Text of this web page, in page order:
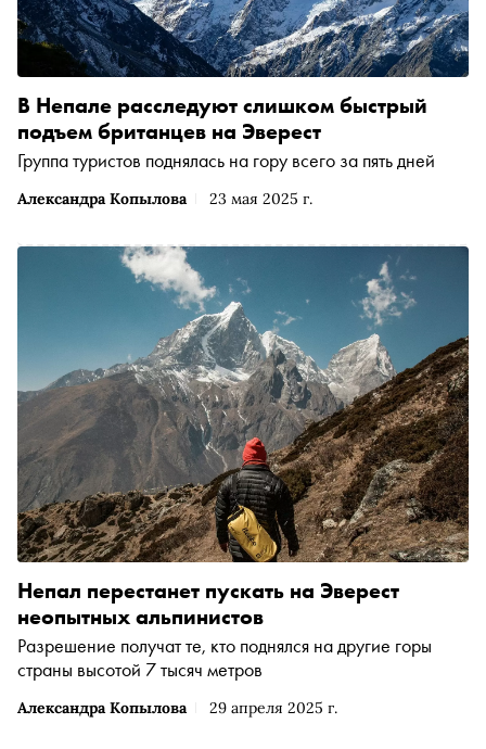
Александра Копылова 23 мая 2025 г.
В Непале расследуют слишком быстрый
подъем британцев на Эверест
Группа туристов поднялась на гору всего за пять дней
Александра Копылова 29 апреля 2025 г.
Непал перестанет пускать на Эверест
неопытных альпинистов
Разрешение получат те, кто поднялся на другие горы
страны высотой 7 тысяч метров